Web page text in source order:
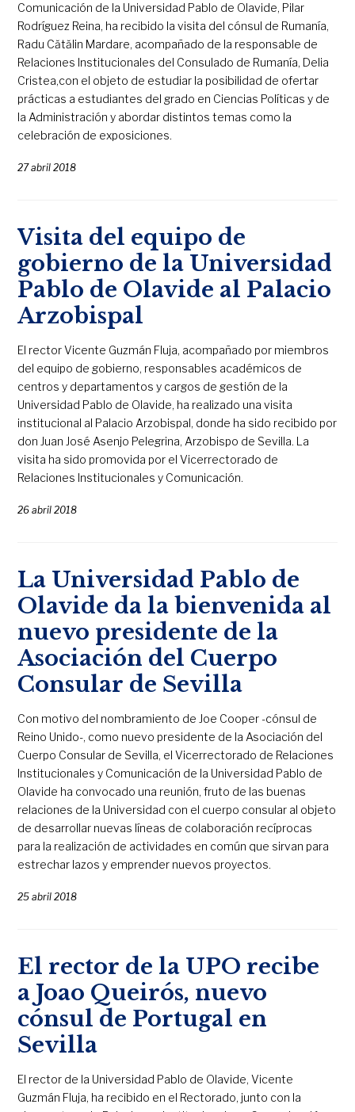
Comunicación de la Universidad Pablo de Olavide, Pilar
Rodríguez Reina, ha recibido la visita del cónsul de Rumanía,
Radu Cătălin Mardare, acompañado de la responsable de
Relaciones Institucionales del Consulado de Rumanía, Delia
Cristea,con el objeto de estudiar la posibilidad de ofertar
prácticas a estudiantes del grado en Ciencias Políticas y de
la Administración y abordar distintos temas como la
celebración de exposiciones.
27 abril 2018
Visita del equipo de
gobierno de la Universidad
Pablo de Olavide al Palacio
Arzobispal
El rector Vicente Guzmán Fluja, acompañado por miembros
del equipo de gobierno, responsables académicos de
centros y departamentos y cargos de gestión de la
Universidad Pablo de Olavide, ha realizado una visita
institucional al Palacio Arzobispal, donde ha sido recibido por
don Juan José Asenjo Pelegrina, Arzobispo de Sevilla. La
visita ha sido promovida por el Vicerrectorado de
Relaciones Institucionales y Comunicación.
26 abril 2018
La Universidad Pablo de
Olavide da la bienvenida al
nuevo presidente de la
Asociación del Cuerpo
Consular de Sevilla
Con motivo del nombramiento de Joe Cooper -cónsul de
Reino Unido-, como nuevo presidente de la Asociación del
Cuerpo Consular de Sevilla, el Vicerrectorado de Relaciones
Institucionales y Comunicación de la Universidad Pablo de
Olavide ha convocado una reunión, fruto de las buenas
relaciones de la Universidad con el cuerpo consular al objeto
de desarrollar nuevas líneas de colaboración recíprocas
para la realización de actividades en común que sirvan para
estrechar lazos y emprender nuevos proyectos.
25 abril 2018
El rector de la UPO recibe
a Joao Queirós, nuevo
cónsul de Portugal en
Sevilla
El rector de la Universidad Pablo de Olavide, Vicente
Guzmán Fluja, ha recibido en el Rectorado, junto con la